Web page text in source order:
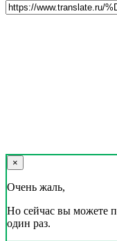
×
Очень жаль,
Но сейчас вы можете
один раз.